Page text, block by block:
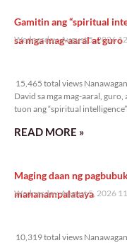
Gamitin ang “spiritual
sa mga mag-aaral at guro
Wednesday, August 5, 2026
15,465 total views
David sa mga mag-aaral,
tuon ang “spiritual
READ MORE »
Maging daan ng
mananampalataya
Wednesday, August 5, 2026
10,319 total views